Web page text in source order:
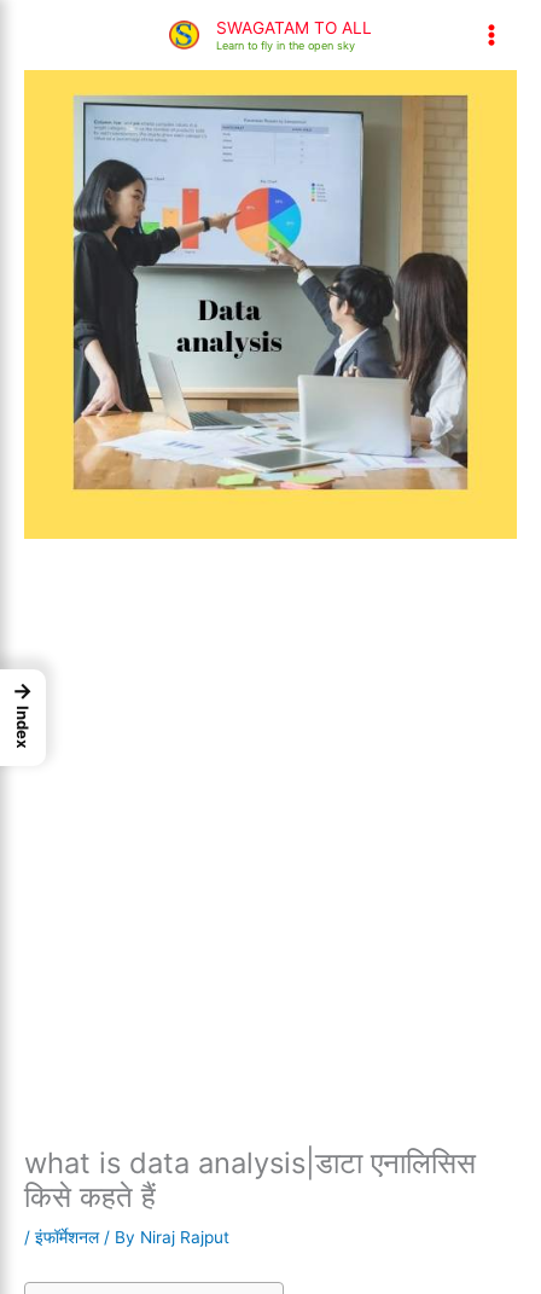
SWAGATAM TO ALL
Learn to fly in the open sky
what is data analysis|डाटा एनालिसिस किसे कहते हैं
what is data analysis|डाटा एनालिसिस
किसे कहते हैं
/ इंफॉर्मेशनल/ By Niraj Rajput
→
Index